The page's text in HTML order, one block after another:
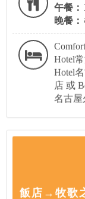
午餐：
晚餐：
Hotel
Hotel
店 或
名古屋
飯店→牧歌